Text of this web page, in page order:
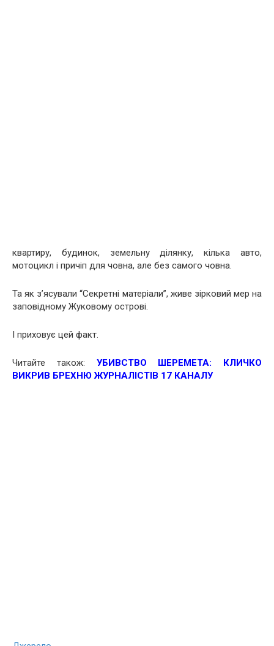
квартиру, будинок, земельну ділянку, кілька авто,
мотоцикл і причіп для човна, але без самого човна.
Та як з’ясували “Секретні матеріали”, живе зірковий мер на
заповідному Жуковому острові.
І приховує цей факт.
Читайте також: УБИВСТВО ШЕРЕМЕТА: КЛИЧКО
ВИКРИВ БРЕХНЮ ЖУРНАЛІСТІВ 17 КАНАЛУ